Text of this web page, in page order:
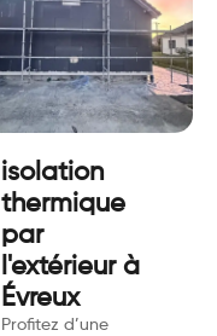
isolation
thermique
par
l'extérieur à
Évreux
Profitez d’une